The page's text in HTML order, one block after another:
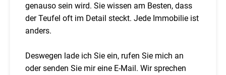
genauso sein wird. Sie wissen am Besten, dass
der Teufel oft im Detail steckt. Jede Immobilie ist
anders.
Deswegen lade ich Sie ein, rufen Sie mich an
oder senden Sie mir eine E-Mail. Wir sprechen